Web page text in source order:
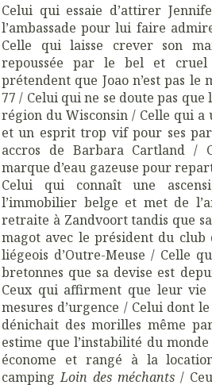
Celui qui essaie d’attirer
l’ambassade pour lui faire
Celle qui laisse crever son
repoussée par le bel et
prétendent que Joao n’est pas
77 / Celui qui ne se doute pas que
région du Wisconsin / Celle qui a
et un esprit trop vif pour ses
accros de Barbara Cartland /
marque d’eau gazeuse pour
Celui qui connaît une
l’immobilier belge et met de
retraite à Zandvoort tandis que
magot avec le président du
liégeois d’Outre-Meuse / Celle
bretonnes que sa devise est
Ceux qui affirment que leur vie
mesures d’urgence / Celui dont
dénichait des morilles même
estime que l’instabilité du
économe et rangé à la
campingLoin des méchants /